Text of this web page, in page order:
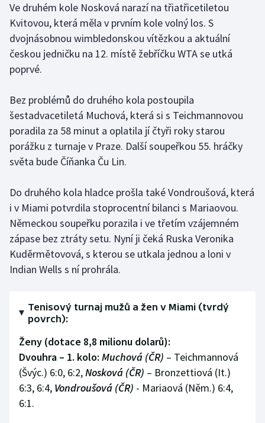
Házená
Jezdectví
Judo
Krasobruslení
Lezení
Lyže a snowboard
Motorsport
Olympijské hry
Parasport
Plážový volejbal
Ragby
Rychlobruslení
Rychlostní kanoistika
Ve druhém kole Nosková narazí na třiatřicetiletou
Kvitovou, která měla v prvním kole volný los. S
dvojnásobnou wimbledonskou vítězkou a aktuální
českou jedničku na 12. místě žebříčku WTA se utká
poprvé.
Bez problémů do druhého kola postoupila
šestadvacetiletá Muchová, která si s Teichmannovou
poradila za 58 minut a oplatila jí čtyři roky starou
porážku z turnaje v Praze. Další soupeřkou 55. hráčky
světa bude Číňanka Ču Lin.
Do druhého kola hladce prošla také Vondroušová, která
i v Miami potvrdila stoprocentní bilanci s Mariaovou.
Německou soupeřku porazila i ve třetím vzájemném
zápase bez ztráty setu. Nyní ji čeká Ruska Veronika
Kuděrmětovová, s kterou se utkala jednou a loni v
Indian Wells s ní prohrála.
Tenisový turnaj mužů a žen v Miami (tvrdý
povrch):
Ženy (dotace 8,8 milionu dolarů):
Dvouhra – 1. kolo: Muchová (ČR) – Teichmannová
(Švýc.) 6:0, 6:2,Nosková (ČR) – Bronzettiová (It.)
6:3, 6:4, Vondroušová (ČR) - Mariaová (Něm.) 6:4,
6:1.